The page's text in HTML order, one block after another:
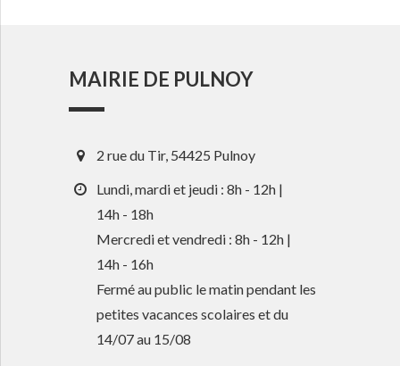
MAIRIE DE PULNOY
2 rue du Tir, 54425 Pulnoy
Lundi, mardi et jeudi : 8h - 12h |
14h - 18h
Mercredi et vendredi : 8h - 12h |
14h - 16h
Fermé au public le matin pendant les
petites vacances scolaires et du
14/07 au 15/08